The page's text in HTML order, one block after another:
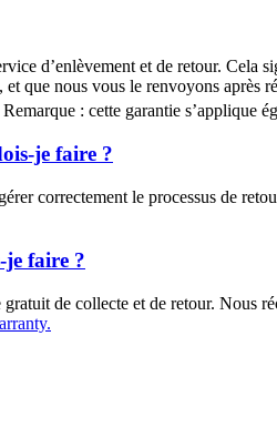
d’enlèvement et de retour. Cela
que nous vous le renvoyons après
: cette garantie s’applique
je faire ?
correctement le processus de
je faire ?
de collecte et de retour. Nous